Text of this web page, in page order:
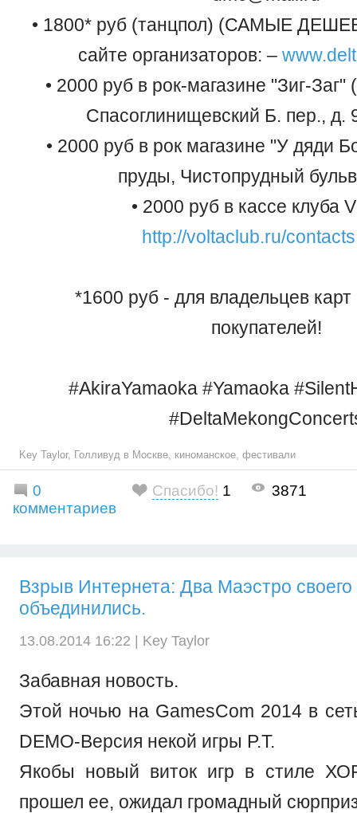
• 1800* руб (танцпол) (САМЫЕ
сайте организаторов: –
• 2000 руб в рок-магазине "Зиг-Заг"
Спасоглинищевский Б. пер., д.
• 2000 руб в рок магазине "У дяди
пруды, Чистопрудный
• 2000 руб в кассе клуба
http://voltaclub.ru/
*1600 руб - для владельцев
покупателей!
#AkiraYamaoka #Yamaoka
Key Taylor, Голливуд в Москве, киноманское, фестивали
0
комментариев
Спасибо! 1 3871
Взрыв Интернета: Два Маэстро своего
объединились.
13.08.2014 16:22 | Key Taylor
Забавная новость.
Этой ночью на GamesCom 2014 в
DEMO-Версия некой игры P.T.
Якобы новый виток игр в стиле
прошел ее, ожидал громадный